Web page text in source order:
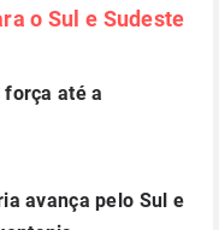
o Sul e Sudeste
força até a
avança pelo Sul e